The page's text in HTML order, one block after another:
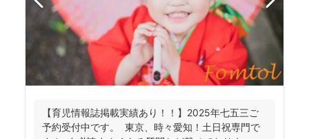
【育児情報誌掲載実績あり！！】2025年七五三ご
予約受付中です。 東京、時々愛知！土日祝専門で